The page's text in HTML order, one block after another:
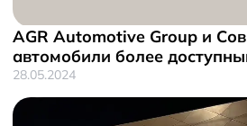
AGR Automotive Group и
автомобили более
28.05.2024